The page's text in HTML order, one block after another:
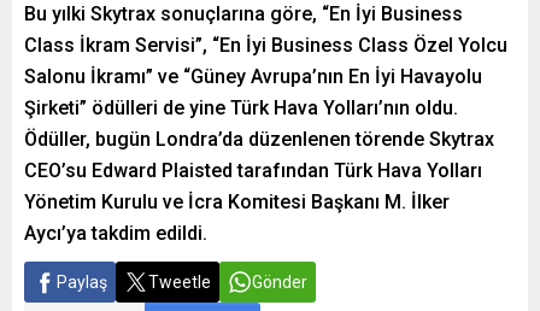
Bu yılki Skytrax sonuçlarına göre, “En İyi Business
Class İkram Servisi”, “En İyi Business Class Özel Yolcu
Salonu İkramı” ve “Güney Avrupa’nın En İyi Havayolu
Şirketi” ödülleri de yine Türk Hava Yolları’nın oldu.
Ödüller, bugün Londra’da düzenlenen törende Skytrax
CEO’su Edward Plaisted tarafından Türk Hava Yolları
Yönetim Kurulu ve İcra Komitesi Başkanı M. İlker
Aycı’ya takdim edildi.
Paylaş Tweetle Gönder